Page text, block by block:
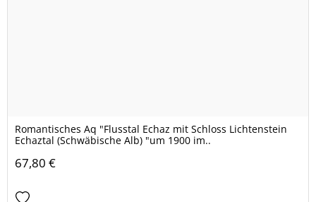
Romantisches Aq "Flusstal Echaz mit Schloss Lichtenstein
Echaztal (Schwäbische Alb) "um 1900 im..
67,80 €